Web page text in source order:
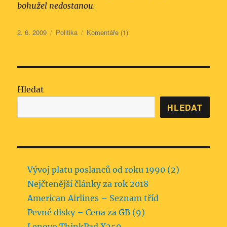
bohužel nedostanou.
Publikováno:
2. 6. 2009 Rubriky:
Politika Komentáře (1)
Hledat
HLEDAT
Vývoj platu poslanců od roku 1990 (2)
Nejčtenější články za rok 2018
American Airlines – Seznam tříd
Pevné disky – Cena za GB (9)